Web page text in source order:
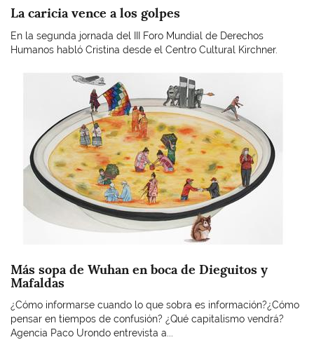
La caricia vence a los golpes
En la segunda jornada del III Foro Mundial de Derechos
Humanos habló Cristina desde el Centro Cultural Kirchner.
Más sopa de Wuhan en boca de Dieguitos y
Mafaldas
¿Cómo informarse cuando lo que sobra es información?¿Cómo
pensar en tiempos de confusión? ¿Qué capitalismo vendrá?
Agencia Paco Urondo entrevista a...